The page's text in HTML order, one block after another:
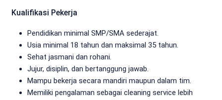
Kualifikasi Pekerja
Pendidikan minimal SMP/SMA sederajat.
Usia minimal 18 tahun dan maksimal 35 tahun.
Sehat jasmani dan rohani.
Jujur, disiplin, dan bertanggung jawab.
Mampu bekerja secara mandiri maupun dalam tim.
Memiliki pengalaman sebagai cleaning service lebih